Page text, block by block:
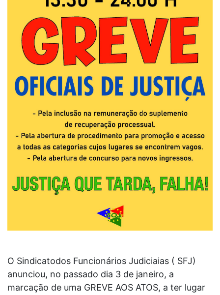
O Sindicatodos Funcionários Judiciaias ( SFJ)
anunciou, no passado dia 3 de janeiro, a
marcação de uma GREVE AOS ATOS, a ter lugar